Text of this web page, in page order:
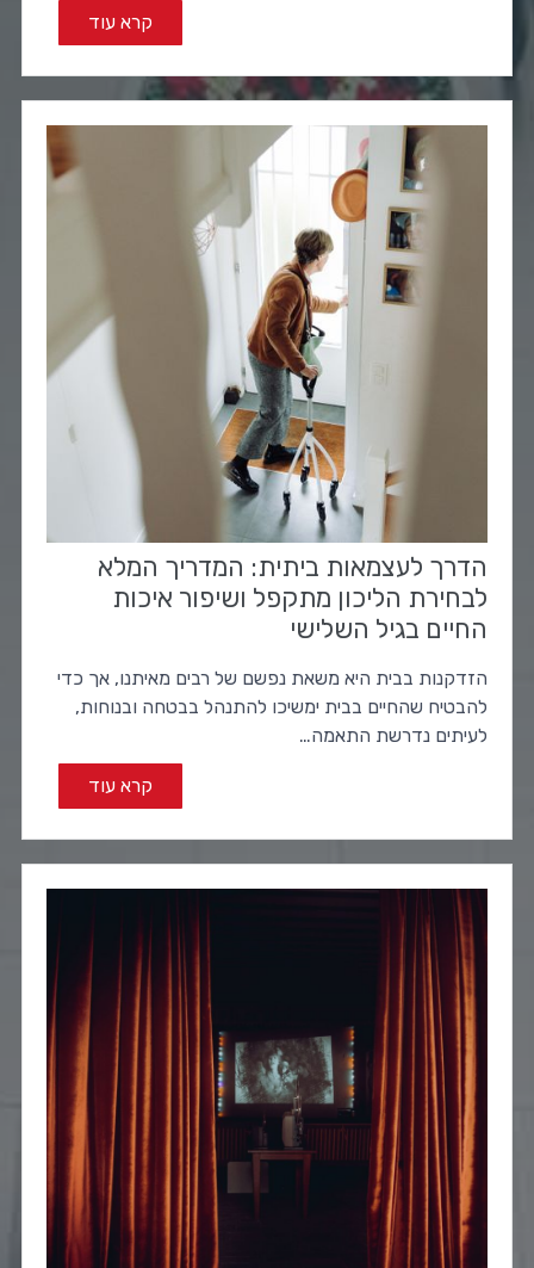
קרא עוד
הדרך לעצמאות ביתית: המדריך המלא
לבחירת הליכון מתקפל ושיפור איכות
החיים בגיל השלישי
הזדקנות בבית היא משאת נפשם של רבים מאיתנו, אך כדי
להבטיח שהחיים בבית ימשיכו להתנהל בבטחה ובנוחות,
לעיתים נדרשת התאמה…
קרא עוד